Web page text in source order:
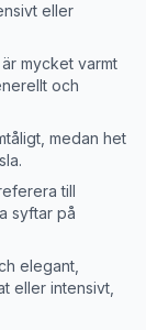
eller
mycket varmt
och
medan het
till
syftar på
elegant,
eller intensivt,